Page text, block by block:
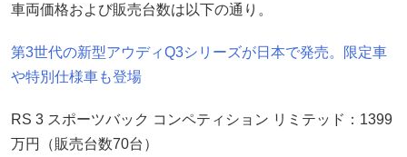
車両価格および販売台数は以下の通り。
第3世代の新型アウディQ3シリーズが日本で発売。限定車
や特別仕様車も登場
RS 3 スポーツバック コンペティション リミテッド：1399
万円（販売台数70台）